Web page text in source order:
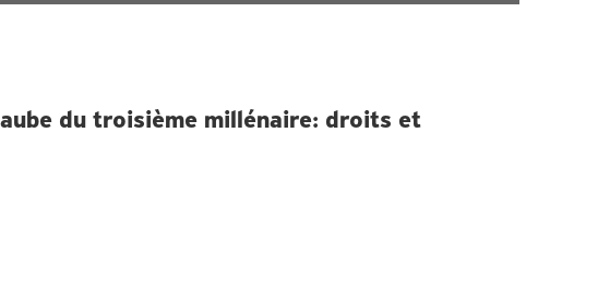
du troisième millénaire: droits et